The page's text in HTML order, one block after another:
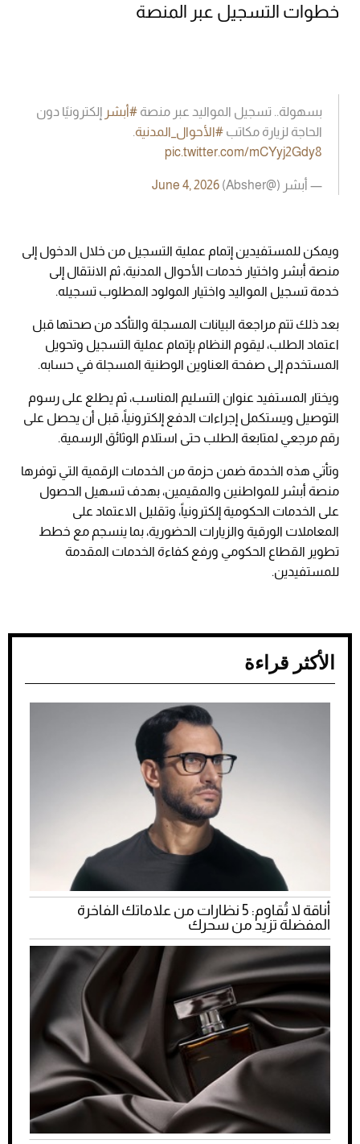
خطوات التسجيل عبر المنصة
بسهولة.. تسجيل المواليد عبر منصة #أبشر إلكترونيًا دون
الحاجة لزيارة مكاتب #الأحوال_المدنية
pic.twitter.com/mCYyj2Gdy8
— أبشر (@Absher) June 4, 2026
ويمكن للمستفيدين إتمام عملية التسجيل من خلال الدخول إلى
منصة أبشر واختيار خدمات الأحوال المدنية، ثم الانتقال إلى
خدمة تسجيل المواليد واختيار المولود المطلوب تسجيله.
بعد ذلك تتم مراجعة البيانات المسجلة والتأكد من صحتها قبل
اعتماد الطلب، ليقوم النظام بإتمام عملية التسجيل وتحويل
المستخدم إلى صفحة العناوين الوطنية المسجلة في حسابه.
ويختار المستفيد عنوان التسليم المناسب، ثم يطلع على رسوم
التوصيل ويستكمل إجراءات الدفع إلكترونياً، قبل أن يحصل على
رقم مرجعي لمتابعة الطلب حتى استلام الوثائق الرسمية.
وتأتي هذه الخدمة ضمن حزمة من الخدمات الرقمية التي توفرها
منصة أبشر للمواطنين والمقيمين، بهدف تسهيل الحصول
على الخدمات الحكومية إلكترونياً، وتقليل الاعتماد على
المعاملات الورقية والزيارات الحضورية، بما ينسجم مع خطط
تطوير القطاع الحكومي ورفع كفاءة الخدمات المقدمة
للمستفيدين.
الأكثر قراءة
أناقة لا تُقاوم: 5 نظارات من علاماتك الفاخرة
المفضلة تزيد من سحرك